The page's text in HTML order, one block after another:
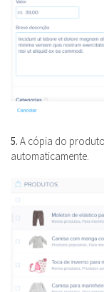
5. A cópia do
automaticamente.